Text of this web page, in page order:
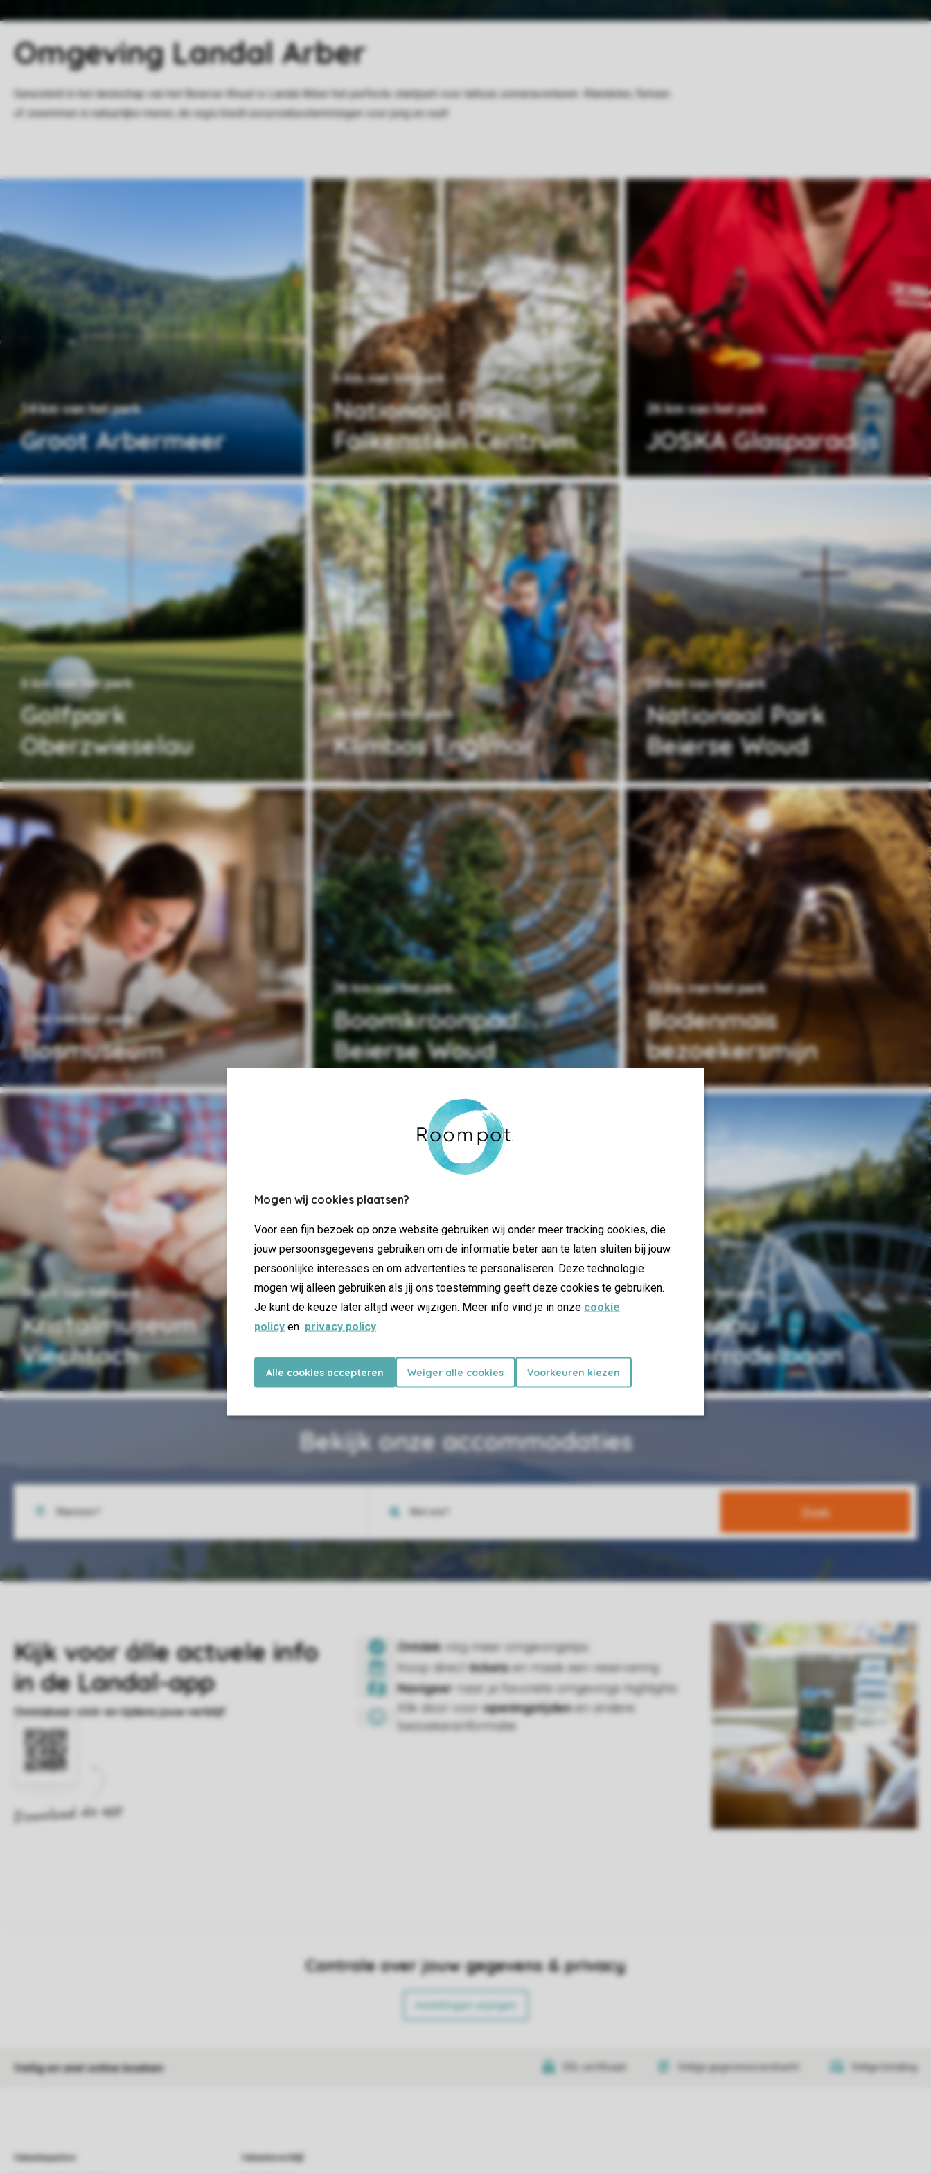
Mogen wij cookies plaatsen?
Voor een fijn bezoek op onze website gebruiken wij onder meer tracking cookies, die
jouw persoonsgegevens gebruiken om de informatie beter aan te laten sluiten bij jouw
persoonlijke interesses en om advertenties te personaliseren. Deze technologie
mogen wij alleen gebruiken als jij ons toestemming geeft deze cookies te gebruiken.
Je kunt de keuze later altijd weer wijzigen. Meer info vind je in onze cookie
policy en privacy policy.
Alle cookies accepteren Weiger alle cookies Voorkeuren kiezen
Omgeving Landal Arber
Genesteld in het landschap van het Beierse Woud is Landal Arber het perfecte startpunt voor talloze zomeravonturen. Wandelen, fietsen
of zwemmen in natuurlijke meren, de regio biedt excursiebestemmingen voor jong en oud!
Groot Arbermeer
14 km van het park
Nationaal Park
Falkenstein Centrum
6 km van het park
JOSKA Glasparadijs
26 km van het park
Golfpark
Oberzwieselau
6 km van het park
Klimbos Englmar
46 km van het park
Nationaal Park
Beierse Woud
24 km van het park
Bosmuseum
2 km van het park
Boomkroonpad
Beierse Woud
36 km van het park
Bodenmais
bezoekersmijn
23 km van het park
Kristalmuseum
Viechtach
36 km van het park
Riesloch watervallen
22 km van het park
Grafenau
zomerrodelbaan
36 km van het park
Bekijk onze accommodaties
Zoek
Controle over jouw gegevens & privacy
Instellingen wijzigen
Veilig en snel online boeken SSL certificaat Veilige gegevensoverdracht Veilige betaling
Vakantieparken Vakantieverblijf